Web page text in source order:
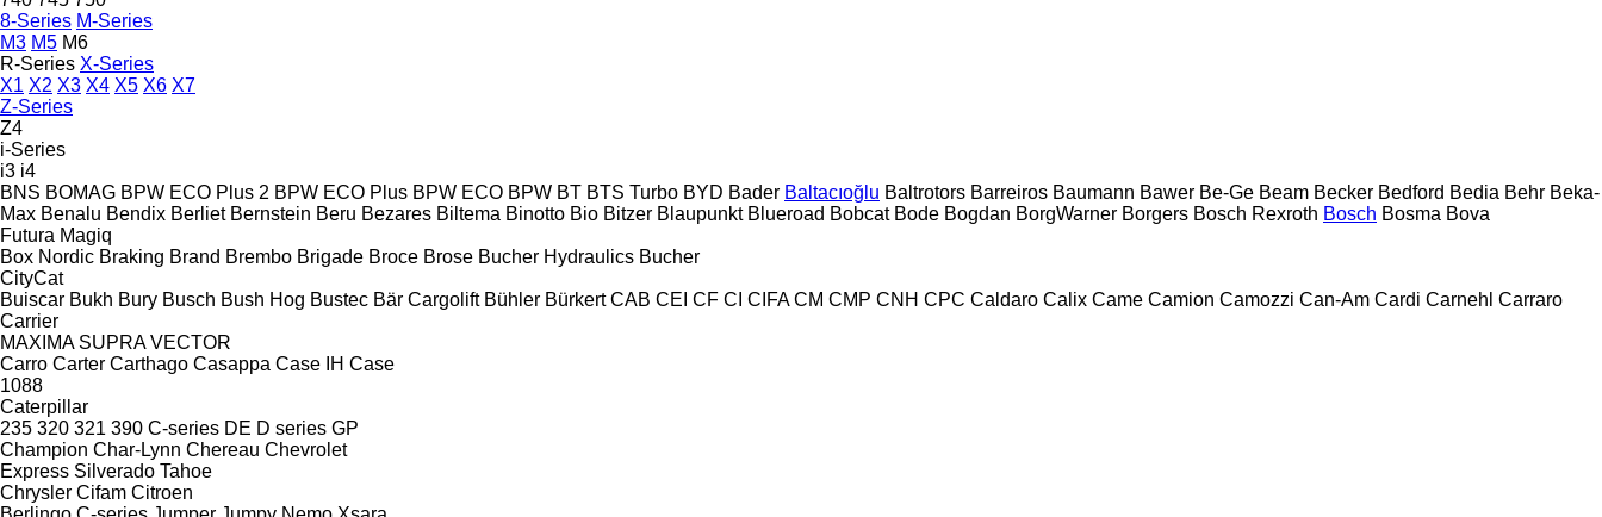
8-Series M-Series
M3 M5 M6
R-Series X-Series
X1 X2 X3 X4 X5 X6 X7
Z-Series
Z4
i-Series
i3 i4
BNS BOMAG BPW ECO Plus 2 BPW ECO Plus BPW ECO BPW BT BTS Turbo BYD Bader Baltacıoğlu Baltrotors Barreiros Baumann Bawer Be-Ge Beam Becker Bedford Bedia Behr Beka-
Max Benalu Bendix Berliet Bernstein Beru Bezares Biltema Binotto Bio Bitzer Blaupunkt Blueroad Bobcat Bode Bogdan BorgWarner Borgers Bosch Rexroth Bosch Bosma Bova
Futura Magiq
Box Nordic Braking Brand Brembo Brigade Broce Brose Bucher Hydraulics Bucher
CityCat
Buiscar Bukh Bury Busch Bush Hog Bustec Bär Cargolift Bühler Bürkert CAB CEI CF CI CIFA CM CMP CNH CPC Caldaro Calix Came Camion Camozzi Can-Am Cardi Carnehl Carraro
Carrier
MAXIMA SUPRA VECTOR
Carro Carter Carthago Casappa Case IH Case
1088
Caterpillar
235 320 321 390 C-series DE D series GP
Champion Char-Lynn Chereau Chevrolet
Express Silverado Tahoe
Chrysler Cifam Citroen